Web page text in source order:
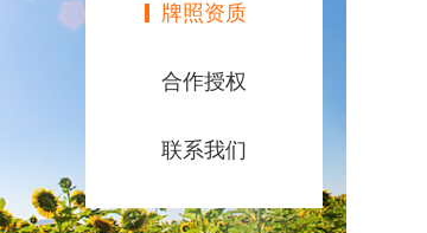
牌照资质
合作授权
联系我们